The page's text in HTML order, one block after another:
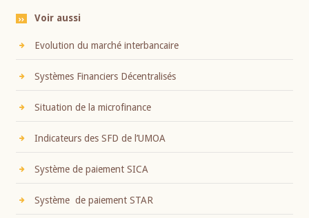
Voir aussi
Evolution du marché interbancaire
Systèmes Financiers Décentralisés
Situation de la microfinance
Indicateurs des SFD de l’UMOA
Système de paiement SICA
Système de paiement STAR